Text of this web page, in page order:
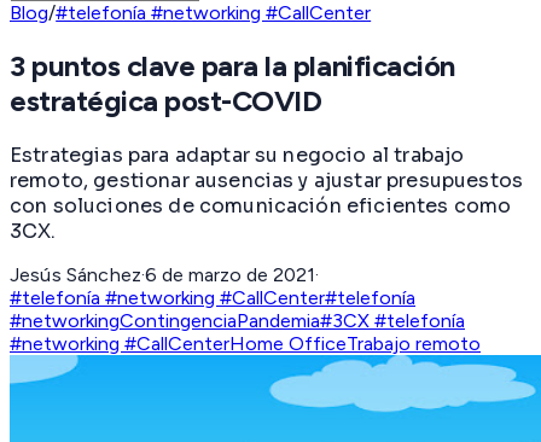
Blog/#telefonía #networking #CallCenter
3 puntos clave para la planificación
estratégica post-COVID
Estrategias para adaptar su negocio al trabajo
remoto, gestionar ausencias y ajustar presupuestos
con soluciones de comunicación eficientes como
3CX.
Jesús Sánchez·6 de marzo de 2021·
#telefonía #networking #CallCenter#telefonía
#networkingContingenciaPandemia#3CX #telefonía
#networking #CallCenterHome OfficeTrabajo remoto